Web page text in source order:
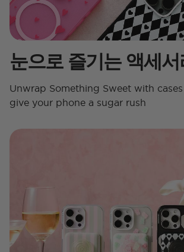
눈으로 즐기는 액세
Unwrap Something Sweet with
give your phone a sugar rush